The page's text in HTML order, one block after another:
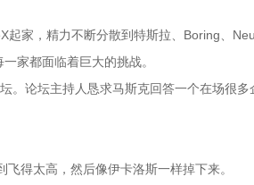
家，精力不断分散到特斯拉、Boring、
家都面临着巨大的挑战。
。论坛主持人恳求马斯克回答一个在场很多
得太高，然后像伊卡洛斯一样掉下来。